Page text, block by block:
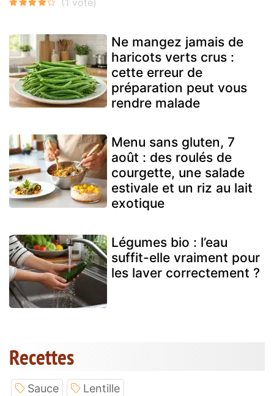
Ne mangez jamais de
haricots verts crus :
cette erreur de
préparation peut vous
rendre malade
Menu sans gluten, 7
août : des roulés de
courgette, une salade
estivale et un riz au lait
exotique
Légumes bio : l’eau
suffit-elle vraiment pour
les laver correctement ?
Recettes
Sauce Lentille